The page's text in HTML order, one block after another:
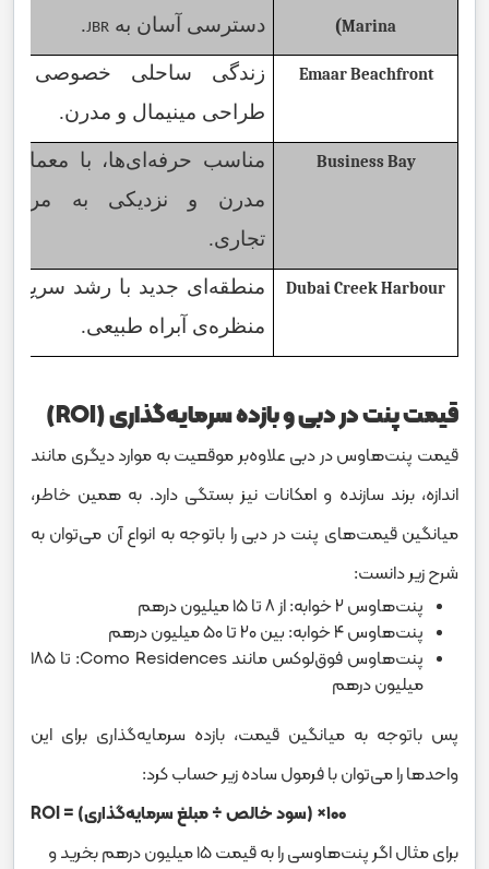
Marina
)
دسترسی آسان بهJBR
.
Emaar Beachfront
زندگی ساحلی خصوصی با
طراحی مینیمال و مدرن.
Business Bay
مناسب حرفه‌ای‌ها، با معماری
مدرن و نزدیکی به مراکز
تجاری.
Dubai Creek Harbour
منطقه‌ای جدید با رشد سریع و
منظره‌ی آبراه طبیعی.
قیمت پنت‌ در دبی و بازده سرمایه‌گذاری (ROI)
قیمت پنت‌هاوس در دبی علاوه‌بر موقعیت به موارد دیگری مانند
اندازه، برند سازنده و امکانات نیز بستگی دارد. به همین خاطر،
میانگین قیمت‌های پنت در دبی را باتوجه به انواع آن می‌توان به
شرح زیر دانست:
پنت‌هاوس ۲ خوابه: از ۸ تا ۱۵ میلیون درهم
پنت‌هاوس ۴ خوابه: بین ۲۰ تا ۵۰ میلیون درهم
پنت‌هاوس فوق‌لوکس مانند Como Residences: تا ۱۸۵
میلیون درهم
پس باتوجه به میانگین قیمت، بازده سرمایه‌گذاری برای این
واحدها را می‌توان با فرمول ساده زیر حساب کرد:
۱۰۰× (سود خالص ÷ مبلغ سرمایه‌گذاری) = ROI
برای مثال اگر پنت‌هاوسی را به قیمت ۱۵ میلیون درهم بخرید و